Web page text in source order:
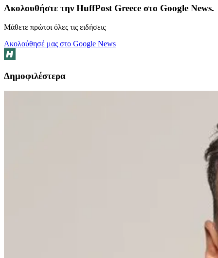
Ακολουθήστε την HuffPost Greece στο Google News.
Μάθετε πρώτοι όλες τις ειδήσεις
Ακολούθησέ μας στο Google News
Δημοφιλέστερα